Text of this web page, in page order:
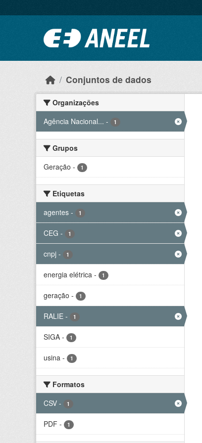
Conjuntos de dados
Organizações
Agência Nacional... - 1
Grupos
Geração - 1
Etiquetas
agentes - 1
CEG - 1
cnpj - 1
energia elétrica - 1
geração - 1
RALIE - 1
SIGA - 1
usina - 1
Formatos
CSV - 1
PDF - 1